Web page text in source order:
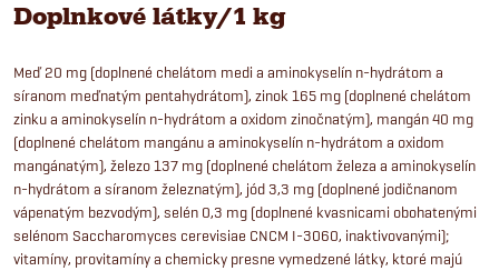
Doplnkové látky/1 kg
Meď 20 mg (doplnené chelátom medi a aminokyselín n-hydrátom a
síranom meďnatým pentahydrátom), zinok 165 mg (doplnené chelátom
zinku a aminokyselín n-hydrátom a oxidom zinočnatým), mangán 40 mg
(doplnené chelátom mangánu a aminokyselín n-hydrátom a oxidom
mangánatým), železo 137 mg (doplnené chelátom železa a aminokyselín
n-hydrátom a síranom železnatým), jód 3,3 mg (doplnené jodičnanom
vápenatým bezvodým), selén 0,3 mg (doplnené kvasnicami obohatenými
selénom Saccharomyces cerevisiae CNCM I-3060, inaktivovanými);
vitamíny, provitamíny a chemicky presne vymedzené látky, ktoré majú